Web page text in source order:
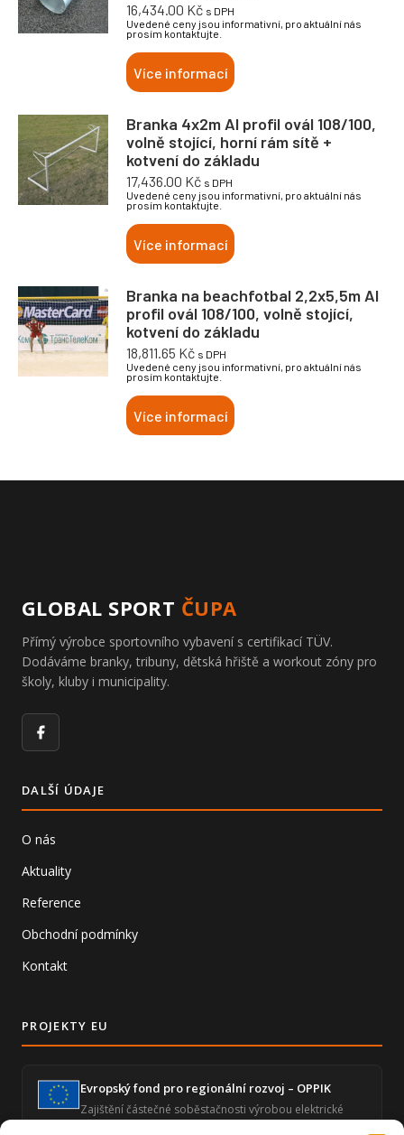
16,434.00 Kč s DPH
Uvedené ceny jsou informativní, pro aktuální nás
prosím kontaktujte.
Více informací
Branka 4x2m Al profil ovál 108/100,
volně stojící, horní rám sítě +
kotvení do základu
17,436.00 Kč s DPH
Uvedené ceny jsou informativní, pro aktuální nás
prosím kontaktujte.
Více informací
Branka na beachfotbal 2,2x5,5m Al
profil ovál 108/100, volně stojící,
kotvení do základu
18,811.65 Kč s DPH
Uvedené ceny jsou informativní, pro aktuální nás
prosím kontaktujte.
Více informací
GLOBAL SPORT ČUPA
Přímý výrobce sportovního vybavení s certifikací TÜV.
Dodáváme branky, tribuny, dětská hřiště a workout zóny pro
školy, kluby i municipality.
Facebook
DALŠÍ ÚDAJE
O nás
Aktuality
Reference
Obchodní podmínky
Kontakt
PROJEKTY EU
Evropský fond pro regionální rozvoj – OPPIK
Zajištění částečné soběstačnosti výrobou elektrické